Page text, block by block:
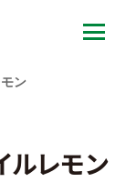
ン
ルレモン